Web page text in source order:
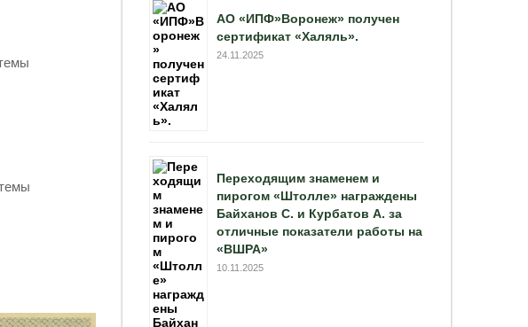
АО «ИПФ»Воронеж» получен
сертификат «Халяль».
24.11.2025
Переходящим знаменем и
пирогом «Штолле» награждены
Байханов С. и Курбатов А. за
отличные показатели работы на
«ВШРА»
10.11.2025